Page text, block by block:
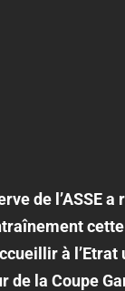
de l’ASSE a
à
de la Coupe